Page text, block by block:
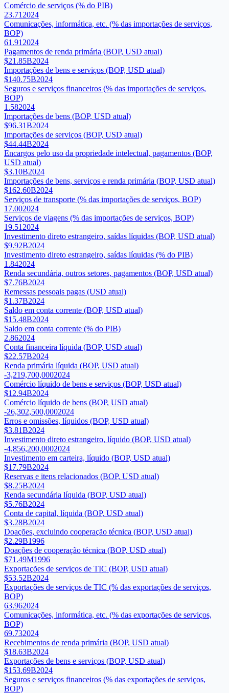
Comércio de serviços (% do PIB)
23.71 2024
Comunicações, informática, etc. (% das importações de serviços,
BOP)
61.91 2024
Pagamentos de renda primária (BOP, USD atual)
$21.85B2024
Importações de bens e serviços (BOP, USD atual)
$140.75B2024
Seguros e serviços financeiros (% das importações de serviços,
BOP)
1.582024
Importações de bens (BOP, USD atual)
$96.31B2024
Importações de serviços (BOP, USD atual)
$44.44B2024
Encargos pelo uso da propriedade intelectual, pagamentos (BOP,
USD atual)
$3.10B2024
Importações de bens, serviços e renda primária (BOP, USD atual)
$162.60B2024
Serviços de transporte (% das importações de serviços, BOP)
17.002024
Serviços de viagens (% das importações de serviços, BOP)
19.51 2024
Investimento direto estrangeiro, saídas líquidas (BOP, USD atual)
$9.92B2024
Investimento direto estrangeiro, saídas líquidas (% do PIB)
1.842024
Renda secundária, outros setores, pagamentos (BOP, USD atual)
$7.76B2024
Remessas pessoais pagas (USD atual)
$1.37B2024
Saldo em conta corrente (BOP, USD atual)
$15.48B2024
Saldo em conta corrente (% do PIB)
2.862024
Conta financeira líquida (BOP, USD atual)
$22.57B2024
Renda primária líquida (BOP, USD atual)
-3,219,700,0002024
Comércio líquido de bens e serviços (BOP, USD atual)
$12.94B2024
Comércio líquido de bens (BOP, USD atual)
-26,302,500,0002024
Erros e omissões, líquidos (BOP, USD atual)
$3.81B2024
Investimento direto estrangeiro, líquido (BOP, USD atual)
-4,856,200,0002024
Investimento em carteira, líquido (BOP, USD atual)
$17.79B2024
Reservas e itens relacionados (BOP, USD atual)
$8.25B2024
Renda secundária líquida (BOP, USD atual)
$5.76B2024
Conta de capital, líquida (BOP, USD atual)
$3.28B2024
Doações, excluindo cooperação técnica (BOP, USD atual)
$2.29B1996
Doações de cooperação técnica (BOP, USD atual)
$71.49M1996
Exportações de serviços de TIC (BOP, USD atual)
$53.52B2024
Exportações de serviços de TIC (% das exportações de serviços,
BOP)
63.962024
Comunicações, informática, etc. (% das exportações de serviços,
BOP)
69.732024
Recebimentos de renda primária (BOP, USD atual)
$18.63B2024
Exportações de bens e serviços (BOP, USD atual)
$153.69B2024
Seguros e serviços financeiros (% das exportações de serviços,
BOP)